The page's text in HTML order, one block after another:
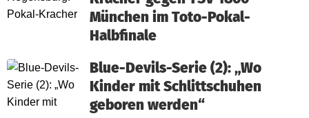
München im Toto-Pokal-
Halbfinale
Blue-Devils-Serie (2): „Wo
Kinder mit Schlittschuhen
geboren werden“